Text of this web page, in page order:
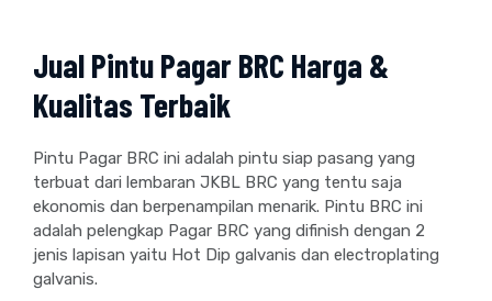
Jual Pintu Pagar BRC Harga &
Kualitas Terbaik
Pintu Pagar BRC ini adalah pintu siap pasang yang
terbuat dari lembaran JKBL BRC yang tentu saja
ekonomis dan berpenampilan menarik. Pintu BRC ini
adalah pelengkap Pagar BRC yang difinish dengan 2
jenis lapisan yaitu Hot Dip galvanis dan electroplating
galvanis.